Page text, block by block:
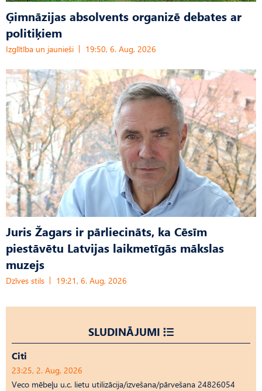
Ģimnāzijas absolvents organizē debates ar
politiķiem
Izglītība un jaunieši 19:50, 6. Aug, 2026
Juris Žagars ir pārliecināts, ka Cēsīm
piestāvētu Latvijas laikmetīgās mākslas
muzejs
Dzīves stils 19:21, 6. Aug, 2026
SLUDINĀJUMI
Citi
23:25, 2. Aug, 2026
Veco mēbeļu u.c. lietu utilizācija/izvešana/pārvešana 24826054